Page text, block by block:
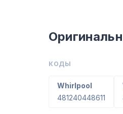
КОДЫ
Whirlpool
481240448611